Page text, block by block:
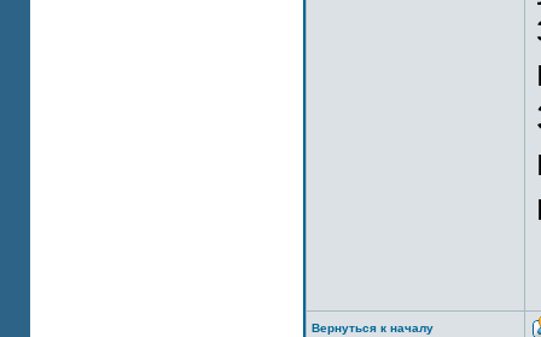
Вернуться к началу